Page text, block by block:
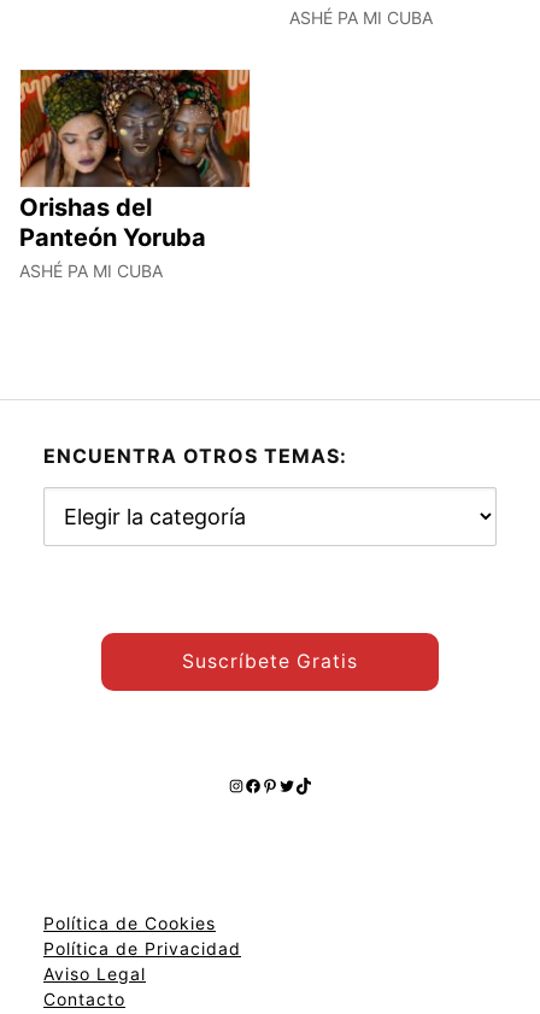
ASHÉ PA MI CUBA
Orishas del
Panteón Yoruba
ASHÉ PA MI CUBA
ENCUENTRA OTROS TEMAS:
otros
Suscríbete Gratis
Instagram
Facebook
Pinterest
Twitter
TikTok
Política de Cookies
Política de Privacidad
Aviso Legal
Contacto